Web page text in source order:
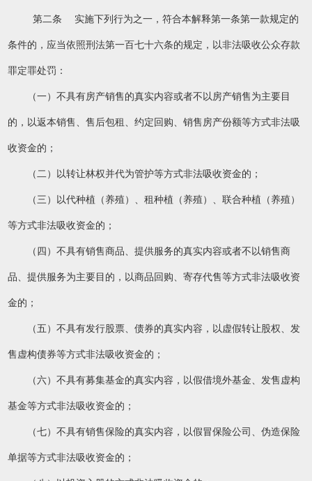
第二条 实施下列行为之一，符合本解释第一条第一款规定的
条件的，应当依照刑法第一百七十六条的规定，以非法吸收公众存款
罪定罪处罚：
（一）不具有房产销售的真实内容或者不以房产销售为主要目
的，以返本销售、售后包租、约定回购、销售房产份额等方式非法吸
收资金的；
（二）以转让林权并代为管护等方式非法吸收资金的；
（三）以代种植（养殖）、租种植（养殖）、联合种植（养殖）
等方式非法吸收资金的；
（四）不具有销售商品、提供服务的真实内容或者不以销售商
品、提供服务为主要目的，以商品回购、寄存代售等方式非法吸收资
金的；
（五）不具有发行股票、债券的真实内容，以虚假转让股权、发
售虚构债券等方式非法吸收资金的；
（六）不具有募集基金的真实内容，以假借境外基金、发售虚构
基金等方式非法吸收资金的；
（七）不具有销售保险的真实内容，以假冒保险公司、伪造保险
单据等方式非法吸收资金的；